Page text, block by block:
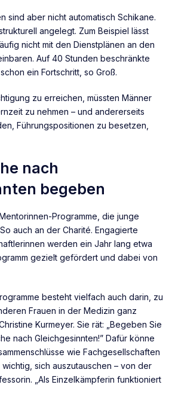
sind aber nicht automatisch Schikane.
angelegt. Zum Beispiel lässt
nicht mit den Dienstplänen an den
Auf 40 Stunden beschränkte
ein Fortschritt, so Groß.
zu erreichen, müssten Männer
zu nehmen – und andererseits
Führungspositionen zu besetzen,
nach
begeben
Programme, die junge
auch an der Charité. Engagierte
werden ein Jahr lang etwa
gezielt gefördert und dabei von
besteht vielfach auch darin, zu
Frauen in der Medizin ganz
Kurmeyer. Sie rät: „Begeben Sie
nach Gleichgesinnten!” Dafür könne
wie Fachgesellschaften
sich auszutauschen – von der
„Als Einzelkämpferin funktioniert